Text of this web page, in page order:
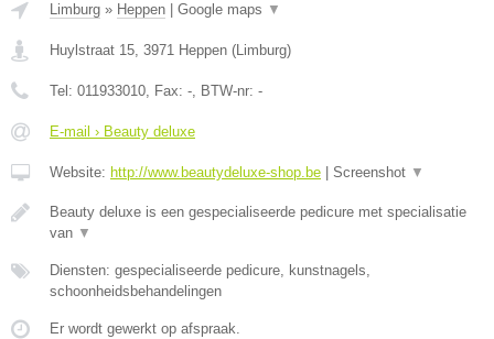
Limburg » Heppen Google maps ▼
Huylstraat 15, 3971 Heppen (Limburg)
Tel: 011933010, Fax: -, BTW-nr: -
E-mail › Beauty deluxe
Website: http://www.beautydeluxe-shop.be Screenshot ▼
Beauty deluxe is een gespecialiseerde pedicure met specialisatie
van ▼
Diensten: gespecialiseerde pedicure, kunstnagels,
schoonheidsbehandelingen
Er wordt gewerkt op afspraak.